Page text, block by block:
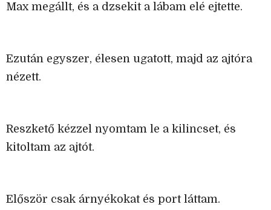
Max megállt, és a dzsekit a lábam elé ejtette.
Ezután egyszer, élesen ugatott, majd az ajtóra
nézett.
Reszkető kézzel nyomtam le a kilincset, és
kitoltam az ajtót.
Először csak árnyékokat és port láttam.